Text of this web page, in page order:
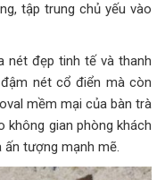
tập trung chủ yếu vào
nét đẹp tinh tế và thanh
nét cổ điển mà còn
mềm mại của bàn trà
không gian phòng khách
tượng mạnh mẽ.